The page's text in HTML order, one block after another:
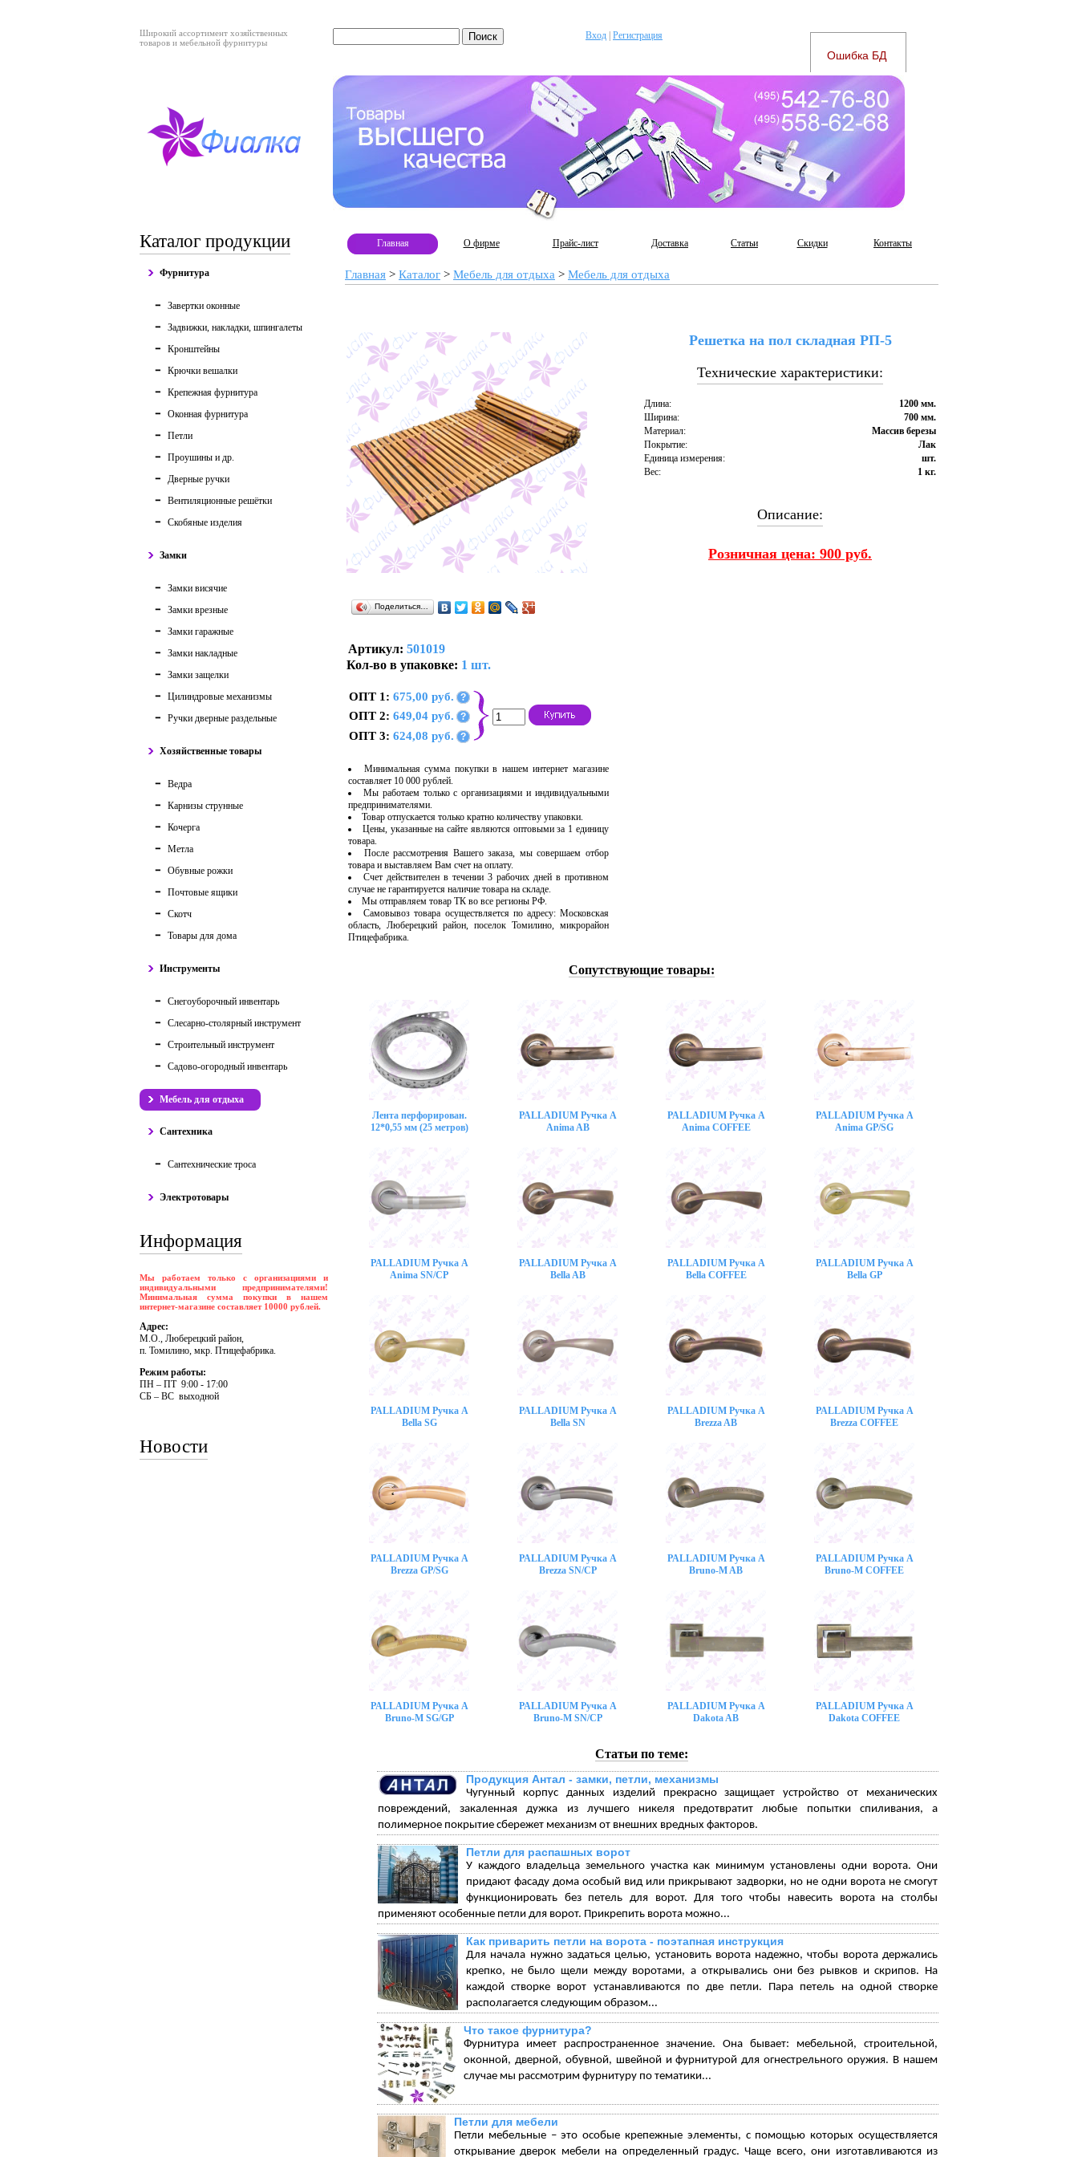
Широкий ассортимент хозяйственных
товаров и мебельной фурнитуры
Вход Регистрация
Каталог продукции
Фурнитура
Завертки оконные
Задвижки, накладки, шпингалеты
Кронштейны
Крючки вешалки
Крепежная фурнитура
Оконная фурнитура
Петли
Проушины и др.
Дверные ручки
Вентиляционные решётки
Скобяные изделия
Замки
Замки висячие
Замки врезные
Замки гаражные
Замки накладные
Замки защелки
Цилиндровые механизмы
Ручки дверные раздельные
Хозяйственные товары
Ведра
Карнизы струнные
Кочерга
Метла
Обувные рожки
Почтовые ящики
Скотч
Товары для дома
Инструменты
Снегоуборочный инвентарь
Слесарно-столярный инструмент
Строительный инструмент
Садово-огородный инвентарь
Мебель для отдыха
Сантехника
Сантехнические троса
Электротовары
Информация
Мы работаем только с организациями и
индивидуальными предпринимателями!
Минимальная сумма покупки в нашем
интернет-магазине составляет 10000 рублей.
Адрес:
М.О., Люберецкий район,
п. Томилино, мкр. Птицефабрика.
Режим работы:
ПH – ПT 9:00 - 17:00
CБ – BC выходной
Новости
Главная О фирме Прайс-лист Доставка Статьи Скидки Контакты
Главная > Каталог > Мебель для отдыха > Мебель для отдыха
Поделиться…
Артикул: 501019
Кол-во в упаковке: 1 шт.
ОПТ 1: 675,00 руб. ?
ОПТ 2: 649,04 руб. ?
ОПТ 3: 624,08 руб. ?
Минимальная сумма покупки в нашем интернет магазине
составляет 10 000 рублей.
Мы работаем только с организациями и индивидуальными
предпринимателями.
Товар отпускается только кратно количеству упаковки.
Цены, указанные на сайте являются оптовыми за 1 единицу
товара.
После рассмотрения Вашего заказа, мы совершаем отбор
товара и выставляем Вам счет на оплату.
Счет действителен в течении 3 рабочих дней в противном
случае не гарантируется наличие товара на складе.
Мы отправляем товар ТК во все регионы РФ.
Самовывоз товара осуществляется по адресу: Московская
область, Люберецкий район, поселок Томилино, микрорайон
Птицефабрика.
Решетка на пол складная РП-5
Технические характеристики:
Длина:
1200 мм.
Ширина:
700 мм.
Материал:
Массив березы
Покрытие:
Лак
Единица измерения:
шт.
Вес:
1 кг.
Описание:
Розничная цена: 900 руб.
Сопутствующие товары:
Лента перфорирован.
12*0,55 мм (25 метров)
PALLADIUM Ручка A
Anima AB
PALLADIUM Ручка A
Anima COFFEE
PALLADIUM Ручка A
Anima GP/SG
PALLADIUM Ручка A
Anima SN/CP
PALLADIUM Ручка A
Bella AB
PALLADIUM Ручка A
Bella COFFEE
PALLADIUM Ручка A
Bella GP
PALLADIUM Ручка A
Bella SG
PALLADIUM Ручка A
Bella SN
PALLADIUM Ручка A
Brezza AB
PALLADIUM Ручка A
Brezza COFFEE
PALLADIUM Ручка A
Brezza GP/SG
PALLADIUM Ручка A
Brezza SN/CP
PALLADIUM Ручка A
Bruno-M AB
PALLADIUM Ручка A
Bruno-M COFFEE
PALLADIUM Ручка A
Bruno-M SG/GP
PALLADIUM Ручка A
Bruno-M SN/CP
PALLADIUM Ручка A
Dakota AB
PALLADIUM Ручка A
Dakota COFFEE
Статьи по теме:
Продукция Антал - замки, петли, механизмы
Чугунный корпус данных изделий прекрасно защищает устройство от механических
повреждений, закаленная дужка из лучшего никеля предотвратит любые попытки спиливания, а
полимерное покрытие сбережет механизм от внешних вредных факторов.
Петли для распашных ворот
У каждого владельца земельного участка как минимум установлены одни ворота. Они
придают фасаду дома особый вид или прикрывают задворки, но не одни ворота не смогут
функционировать без петель для ворот. Для того чтобы навесить ворота на столбы
применяют особенные петли для ворот. Прикрепить ворота можно...
Как приварить петли на ворота - поэтапная инструкция
Для начала нужно задаться целью, установить ворота надежно, чтобы ворота держались
крепко, не было щели между воротами, а открывались они без рывков и скрипов. На
каждой створке ворот устанавливаются по две петли. Пара петель на одной створке
располагается следующим образом...
Что такое фурнитура?
Фурнитура имеет распространенное значение. Она бывает: мебельной, строительной,
оконной, дверной, обувной, швейной и фурнитурой для огнестрельного оружия. В нашем
случае мы рассмотрим фурнитуру по тематики...
Петли для мебели
Петли мебельные – это особые крепежные элементы, с помощью которых осуществляется
открывание дверок мебели на определенный градус. Чаще всего, они изготавливаются из